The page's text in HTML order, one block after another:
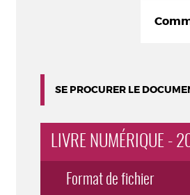
SE PROCURER LE
LIVRE NUMÉRIQUE -
Format de fichier